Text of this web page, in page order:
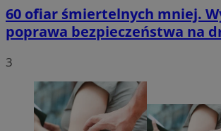
60 ofiar śmiertelnych mniej.
poprawa bezpieczeństwa na
3